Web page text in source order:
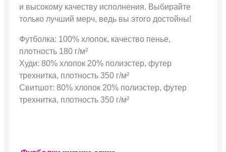
и высокому качеству исполнения. Выбирайте
только лучший мерч, ведь вы этого достойны!
Футболка: 100% хлопок, качество пенье,
плотность 180 г/м²
Худи: 80% хлопок 20% полиэстер, футер
трехнитка, плотность 350 г/м²
Свитшот: 80% хлопок 20% полиэстер, футер
трехнитка, плотность 350 г/м²